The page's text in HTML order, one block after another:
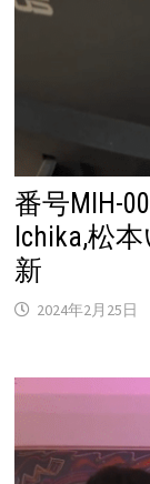
番号MIH-
Ichika,松
新
2024年2月25日